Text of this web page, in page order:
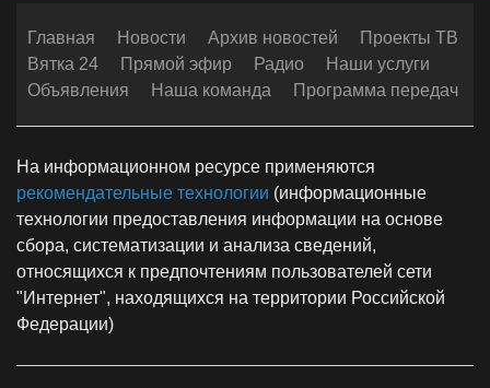
Главная Новости Архив новостей
Проекты ТВ
Вятка 24
Прямой эфир Радио
Наши услуги
Объявления
Наша команда Программа передач
На информационном ресурсе применяются
рекомендательные технологии (информационные
технологии предоставления информации на основе
сбора, систематизации и анализа сведений,
относящихся к предпочтениям пользователей сети
"Интернет", находящихся на территории Российской
Федерации)